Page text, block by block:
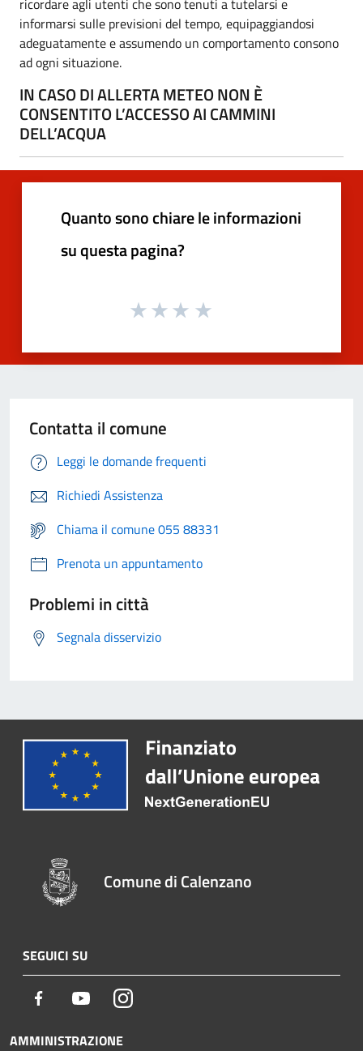
informarsi sulle previsioni del tempo, equipaggiandosi
adeguatamente e assumendo un comportamento consono
ad ogni situazione.
IN CASO DI ALLERTA METEO NON È
CONSENTITO L’ACCESSO AI CAMMINI
DELL’ACQUA
Quanto sono chiare le informazioni
su questa pagina?
Contatta il comune
Leggi le domande frequenti
Richiedi Assistenza
Chiama il comune 055 88331
Prenota un appuntamento
Problemi in città
Segnala disservizio
Comune di Calenzano
SEGUICI SU
Facebook YoutubeInstagram
AMMINISTRAZIONE